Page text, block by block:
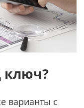
ключ?
варианты с